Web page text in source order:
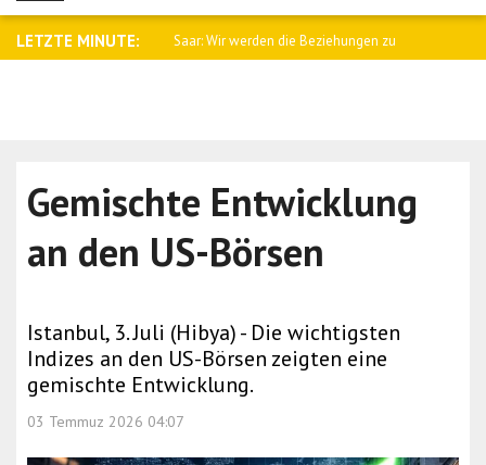
LETZTE MINUTE:
Baqaei an Saar: Wir werden die Beziehungen zu
Gemischte Entwicklung
an den US-Börsen
Istanbul, 3. Juli (Hibya) - Die wichtigsten
Indizes an den US-Börsen zeigten eine
gemischte Entwicklung.
03 Temmuz 2026 04:07